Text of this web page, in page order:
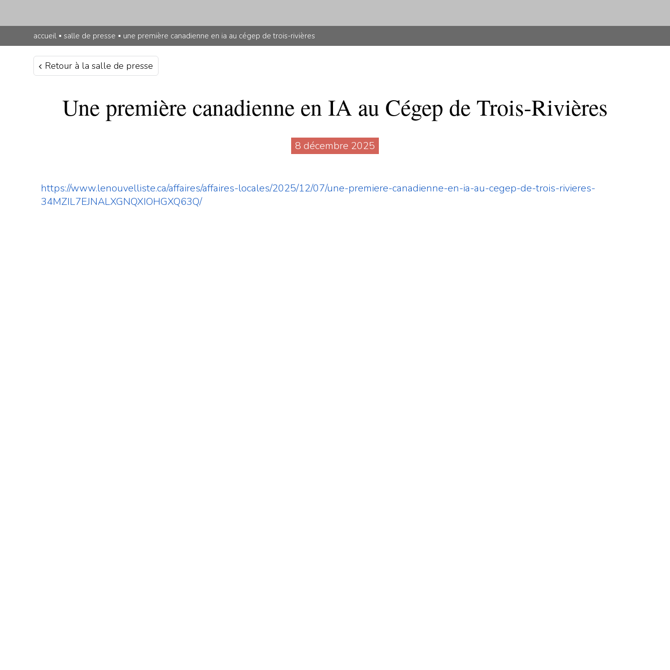
accueil ▪ salle de presse ▪ une première canadienne en ia au cégep de trois-rivières
Retour à la salle de presse
Une première canadienne en IA au Cégep de Trois-Rivières
8 décembre 2025
https://www.lenouvelliste.ca/affaires/affaires-locales/2025/12/07/une-premiere-canadienne-en-ia-au-cegep-de-trois-rivieres-
34MZIL7EJNALXGNQXIOHGXQ63Q/